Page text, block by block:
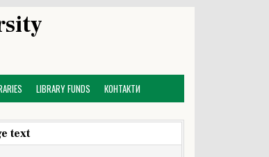
LIBRARY FUNDS КОНТАКТИ
text